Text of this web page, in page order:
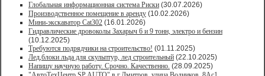
Глобальная информационная система Риски (30.07.2026)
Производственное помещение в аренду (10.02.2026)
Мини-экскаватор Cat302 (16.01.2026)
Гидравлические дровоколы Захарыч 6 и 9 тонн, электро и бензин
(10.12.2025)
Требуются подрядчики на строительство! (01.11.2025)
Лед,блоки льда для скульптур, лед строительный (22.10.2025)
Напишу научную работу. Срочно. Качественно. (28.09.2025)